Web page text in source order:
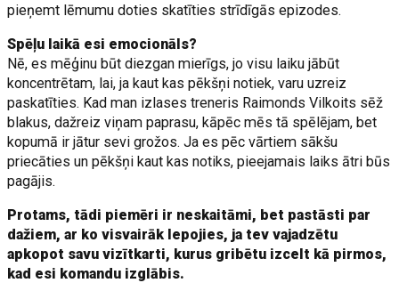
pieņemt lēmumu doties skatīties strīdīgās epizodes.
Spēļu laikā esi emocionāls?
Nē, es mēģinu būt diezgan mierīgs, jo visu laiku jābūt
koncentrētam, lai, ja kaut kas pēkšņi notiek, varu uzreiz
paskatīties. Kad man izlases treneris Raimonds Vilkoits sēž
blakus, dažreiz viņam paprasu, kāpēc mēs tā spēlējam, bet
kopumā ir jātur sevi grožos. Ja es pēc vārtiem sākšu
priecāties un pēkšņi kaut kas notiks, pieejamais laiks ātri būs
pagājis.
Protams, tādi piemēri ir neskaitāmi, bet pastāsti par
dažiem, ar ko visvairāk lepojies, ja tev vajadzētu
apkopot savu vizītkarti, kurus gribētu izcelt kā pirmos,
kad esi komandu izglābis.